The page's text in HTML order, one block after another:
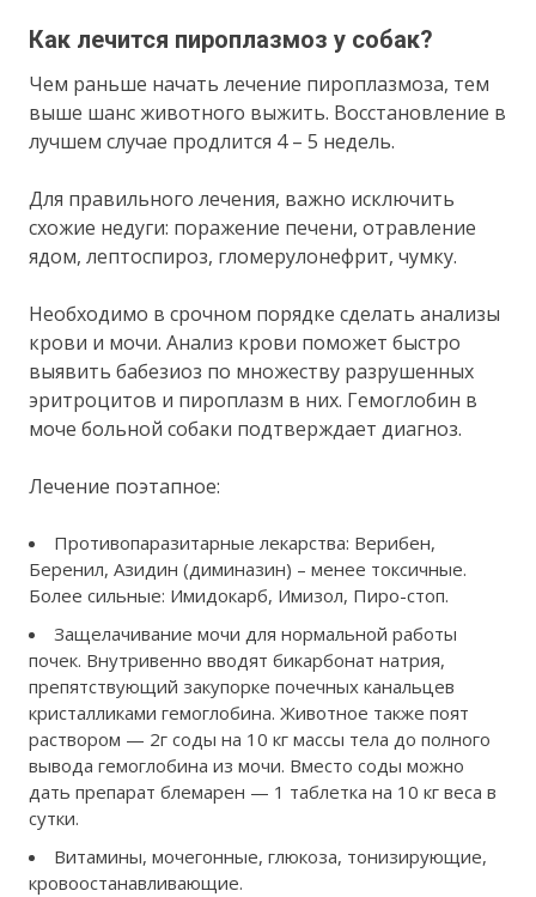
Как лечится пироплазмоз у собак?
Чем раньше начать лечение пироплазмоза, тем
выше шанс животного выжить. Восстановление в
лучшем случае продлится 4 – 5 недель.
Для правильного лечения, важно исключить
схожие недуги: поражение печени, отравление
ядом, лептоспироз, гломерулонефрит, чумку.
Необходимо в срочном порядке сделать анализы
крови и мочи. Анализ крови поможет быстро
выявить бабезиоз по множеству разрушенных
эритроцитов и пироплазм в них. Гемоглобин в
моче больной собаки подтверждает диагноз.
Лечение поэтапное:
Противопаразитарные лекарства: Верибен,
Беренил, Азидин (диминазин) – менее токсичные.
Более сильные: Имидокарб, Имизол, Пиро-стоп.
Защелачивание мочи для нормальной работы
почек. Внутривенно вводят бикарбонат натрия,
препятствующий закупорке почечных канальцев
кристалликами гемоглобина. Животное также поят
раствором — 2г соды на 10 кг массы тела до полного
вывода гемоглобина из мочи. Вместо соды можно
дать препарат блемарен — 1 таблетка на 10 кг веса в
сутки.
Витамины, мочегонные, глюкоза, тонизирующие,
кровоостанавливающие.